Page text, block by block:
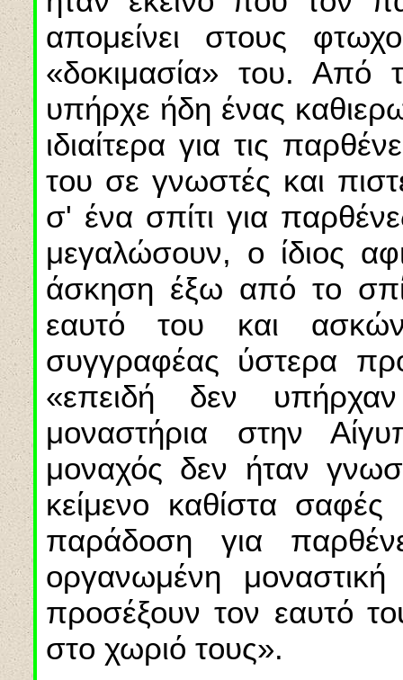
απομείνει στους
«δοκιμασία» του. Από
υπήρχε ήδη ένας
ιδιαίτερα για τις
του σε γνωστές και
σ' ένα σπίτι για
μεγαλώσουν, ο ίδιος
άσκηση έξω από το
εαυτό του και
συγγραφέας ύστερα
«επειδή δεν
μοναστήρια στην
μοναχός δεν ήταν
κείμενο καθίστα
παράδοση για
οργανωμένη
προσέξουν τον εαυτό
στο χωριό τους».